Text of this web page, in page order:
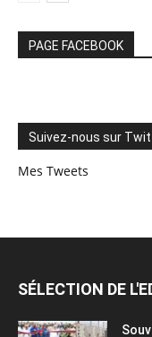
PAGE FACEBOOK
Suivez-nous sur
Mes Tweets
SÉLECTION DE